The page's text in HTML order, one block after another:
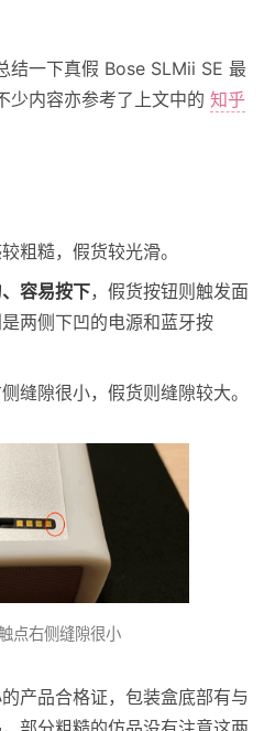
结一下真假 Bose SLMii SE 最
少内容亦参考了上文中的 知乎
粗糙，假货较光滑。
容易按下，假货按钮则触发面
两侧下凹的电源和蓝牙按
缝隙很小，假货则缝隙较大。
点右侧缝隙很小
产品合格证，包装盒底部有与